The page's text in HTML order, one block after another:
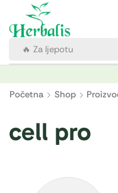
🔥 Za ljepotu
Početna Shop
cell pro